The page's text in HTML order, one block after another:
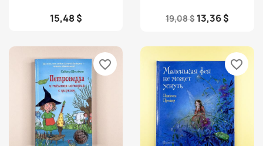
15,48 $ 19,08 $ 13,36 $
favorite_border favorite_border